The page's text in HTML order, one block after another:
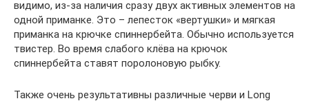
видимо, из-за наличия сразу двух активных элементов на
одной приманке. Это – лепесток «вертушки» и мягкая
приманка на крючке спиннербейта. Обычно используется
твистер. Во время слабого клёва на крючок
спиннербейта ставят поролоновую рыбку.
Также очень результативны различные черви и Long